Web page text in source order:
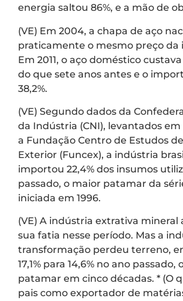
energia saltou 86%, e a mão de
(VE) Em 2004, a chapa de aço
praticamente o mesmo preço da
Em 2011, o aço doméstico
do que sete anos antes e o
38,2%.
(VE) Segundo dados da
da Indústria (CNI), levantados
a Fundação Centro de Estudos
Exterior (Funcex), a indústria
importou 22,4% dos insumos
passado, o maior patamar da
iniciada em 1996.
(VE) A indústria extrativa mineral
sua fatia nesse período. Mas a
transformação perdeu terreno,
17,1% para 14,6% no ano passado,
patamar em cinco décadas. * (O
pais como exportador de